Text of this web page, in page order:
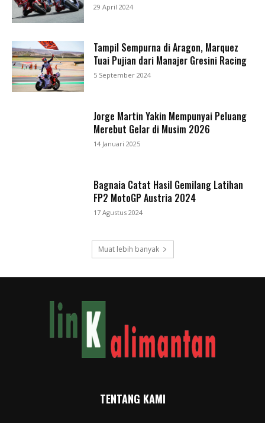
29 April 2024
Tampil Sempurna di Aragon, Marquez
Tuai Pujian dari Manajer Gresini Racing
5 September 2024
Jorge Martin Yakin Mempunyai Peluang
Merebut Gelar di Musim 2026
14 Januari 2025
Bagnaia Catat Hasil Gemilang Latihan
FP2 MotoGP Austria 2024
17 Agustus 2024
Muat lebih banyak
TENTANG KAMI